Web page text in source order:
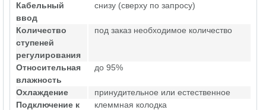
Кабельный
ввод
снизу (сверху по запросу)
Количество
ступеней
регулирования
под заказ необходимое количество
Относительная
влажность
до 95%
Охлаждение
принудительное или естественное
Подключение к
клеммная колодка